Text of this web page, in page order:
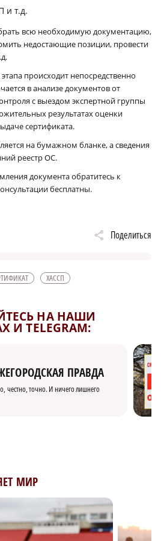
и т.д.
всю необходимую документацию,
недостающие позиции, провести
происходит непосредственно
в анализе документов от
с выездом экспертной группы
результатах оценки
сертификата.
на бумажном бланке, а сведения
реестр ОС.
документа обратитесь к
бесплатны.
Поделиться
ХАССП
НА НАШИ
И TELEGRAM:
ПРАВДА
честно, точно. И ничего лишнего
МИР